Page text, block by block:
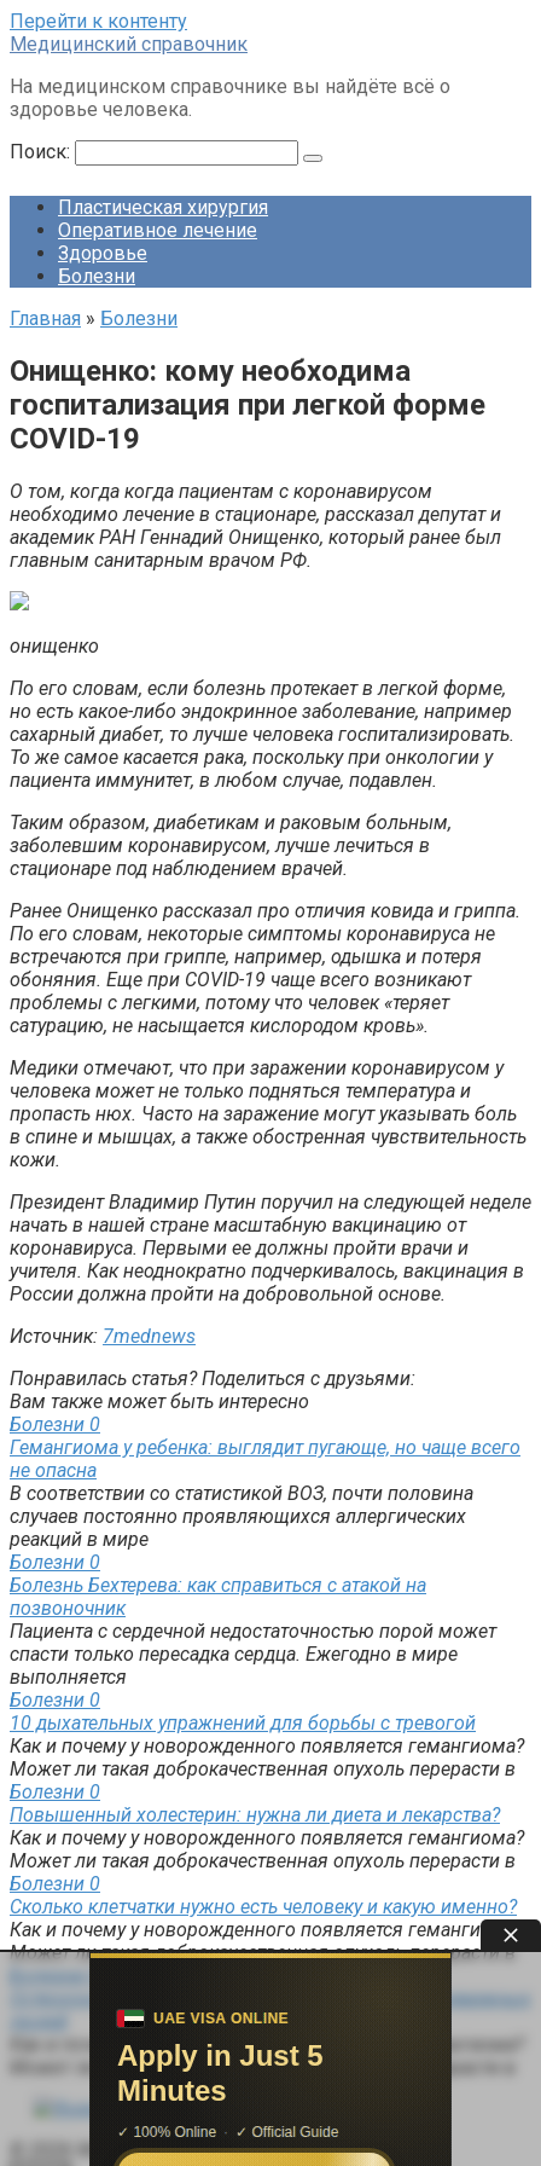
Перейти к контенту
Медицинский справочник
На медицинском справочнике вы найдёте всё о
здоровье человека.
Поиск:
Пластическая хирургия
Оперативное лечение
Здоровье
Болезни
Главная » Болезни
Онищенко: кому необходима
госпитализация при легкой форме
COVID-19
О том, когда когда пациентам с коронавирусом
необходимо лечение в стационаре, рассказал депутат и
академик РАН Геннадий Онищенко, который ранее был
главным санитарным врачом РФ.
онищенко
По его словам, если болезнь протекает в легкой форме,
но есть какое-либо эндокринное заболевание, например
сахарный диабет, то лучше человека госпитализировать.
То же самое касается рака, поскольку при онкологии у
пациента иммунитет, в любом случае, подавлен.
Таким образом, диабетикам и раковым больным,
заболевшим коронавирусом, лучше лечиться в
стационаре под наблюдением врачей.
Ранее Онищенко рассказал про отличия ковида и гриппа.
По его словам, некоторые симптомы коронавируса не
встречаются при гриппе, например, одышка и потеря
обоняния. Еще при COVID-19 чаще всего возникают
проблемы с легкими, потому что человек «теряет
сатурацию, не насыщается кислородом кровь».
Медики отмечают, что при заражении коронавирусом у
человека может не только подняться температура и
пропасть нюх. Часто на заражение могут указывать боль
в спине и мышцах, а также обостренная чувствительность
кожи.
Президент Владимир Путин поручил на следующей неделе
начать в нашей стране масштабную вакцинацию от
коронавируса. Первыми ее должны пройти врачи и
учителя. Как неоднократно подчеркивалось, вакцинация в
России должна пройти на добровольной основе.
Источник: 7mednews
Понравилась статья? Поделиться с друзьями:
Вам также может быть интересно
Болезни 0
Гемангиома у ребенка: выглядит пугающе, но чаще всего
не опасна
В соответствии со статистикой ВОЗ, почти половина
случаев постоянно проявляющихся аллергических
реакций в мире
Болезни 0
Болезнь Бехтерева: как справиться с атакой на
позвоночник
Пациента с сердечной недостаточностью порой может
спасти только пересадка сердца. Ежегодно в мире
выполняется
Болезни 0
10 дыхательных упражнений для борьбы с тревогой
Как и почему у новорожденного появляется гемангиома?
Может ли такая доброкачественная опухоль перерасти в
Болезни 0
Повышенный холестерин: нужна ли диета и лекарства?
Как и почему у новорожденного появляется гемангиома?
Может ли такая доброкачественная опухоль перерасти в
Болезни 0
Сколько клетчатки нужно есть человеку и какую именно?
Как и почему у новорожденного появляется гемангиома?
Может ли такая доброкачественная опухоль перерасти в
Болезни
Остеохондроз шейного отдела: проблема малоподвижных
Как и почему у новорожденного появляется гемангиома?
Может ли такая доброкачественная опухоль перерасти в
© 2026 Медицинский справочник